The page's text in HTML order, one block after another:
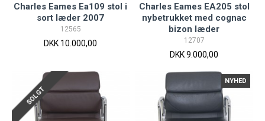
Charles Eames Ea109 stol i
sort læder 2007
12565
DKK 10.000,00
Charles Eames EA205 stol
nybetrukket med cognac
bizon læder
12707
DKK 9.000,00
SOLGT
NYHED